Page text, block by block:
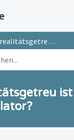
Inhalt gehen
ist der Flugsimulator?